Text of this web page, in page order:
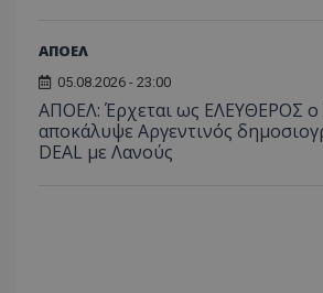
ΑΠΟΕΛ
05.08.2026 - 23:00
ΑΠΟΕΛ: Έρχεται ως ΕΛΕΥΘΕΡΟΣ ο
αποκάλυψε Αργεντινός
DEAL με Λανούς